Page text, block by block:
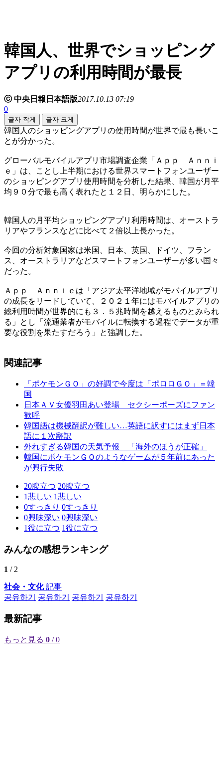
韓国人、世界でショッピング
アプリの利用時間が最長
ⓒ 中央日報日本語版2017.10.13 07:19
0
글자 작게 글자 크게
韓国人のショッピングアプリの使用時間が世界で最も長いこ
とが分かった。
グローバルモバイルアプリ市場調査企業「Ａｐｐ Ａｎｎｉ
ｅ」は、ことし上半期における世界スマートフォンユーザー
のショッピングアプリ使用時間を分析した結果、韓国が月平
均９０分で最も高く表れたと１２日、明らかにした。
韓国人の月平均ショッピングアプリ利用時間は、オーストラ
リアやフランスなどに比べて２倍以上長かった。
今回の分析対象国家は米国、日本、英国、ドイツ、フラン
ス、オーストラリアなどスマートフォンユーザーが多い国々
だった。
Ａｐｐ Ａｎｎｉｅは「アジア太平洋地域がモバイルアプリ
の成長をリードしていて、２０２１年にはモバイルアプリの
総利用時間が世界的にも３．５兆時間を越えるものとみられ
る」とし「流通業者がモバイルに転換する過程でデータが重
要な役割を果たすだろう」と強調した。
関連記事
「ポケモンＧＯ」の好調で今度は「ポロロＧＯ」＝韓
国
日本ＡＶ女優羽田あい登場 セクシーポーズにファン
歓呼
韓国語は機械翻訳が難しい…英語に訳すにはまず日本
語に１次翻訳
外れすぎる韓国の天気予報 「海外のほうが正確」
韓国にポケモンＧＯのようなゲームが５年前にあった
が興行失敗
20腹立つ 20腹立つ
1悲しい 1悲しい
0すっきり 0すっきり
0興味深い 0興味深い
1役に立つ 1役に立つ
みんなの感想ランキング
1 / 2
社会・文化記事
공유하기
공유하기 공유하기 공유하기
最新記事
もっと見る 0 / 0